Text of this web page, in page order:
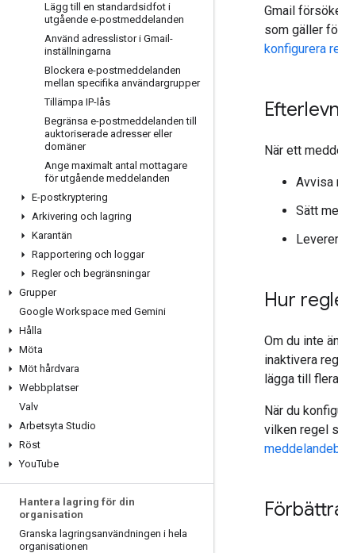
Lägg till en standardsidfot i
utgående e-postmeddelanden
Använd adresslistor i Gmail-
inställningarna
Blockera e-postmeddelanden
mellan specifika användargrupper
Tillämpa IP-lås
Begränsa e-postmeddelanden till
auktoriserade adresser eller
domäner
Ange maximalt antal mottagare
för utgående meddelanden
E-postkryptering
Arkivering och lagring
Karantän
Rapportering och loggar
Regler och begränsningar
Grupper
Google Workspace med Gemini
Hålla
Möta
Möt hårdvara
Webbplatser
Valv
Arbetsyta Studio
Röst
YouTube
Hantera lagring för din
organisation
Granska lagringsanvändningen i hela
organisationen
Gmail
som gäller
konfigurera
När ett
Avvisa
Sätt
Hur
Om du inte
inaktivera
lägga till
När du
vilken regel